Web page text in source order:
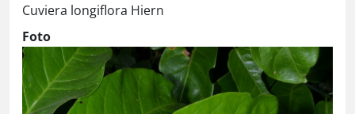
Cuviera longiflora Hiern
Foto